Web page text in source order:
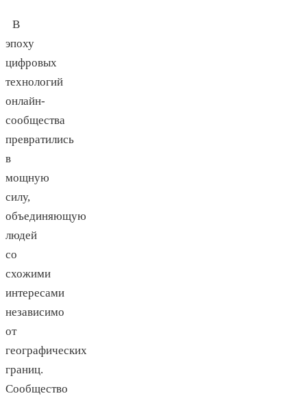
В
эпоху
цифровых
технологий
онлайн-
сообщества
превратились
в
мощную
силу,
объединяющую
людей
со
схожими
интересами
независимо
от
географических
границ.
Сообщество